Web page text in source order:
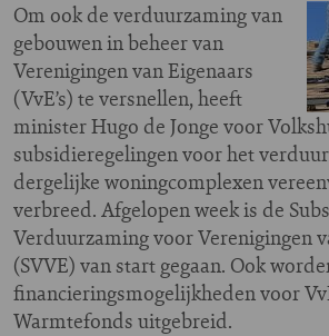
Om ook de verduurzaming van
gebouwen in beheer van
Verenigingen van Eigenaars
(VvE’s) te versnellen, heeft
minister Hugo de Jonge voor
subsidieregelingen voor het
dergelijke woningcomplexen
verbreed. Afgelopen week is de
Verduurzaming voor Verenigingen
(SVVE) van start gegaan. Ook
financieringsmogelijkheden voor
Warmtefonds uitgebreid.